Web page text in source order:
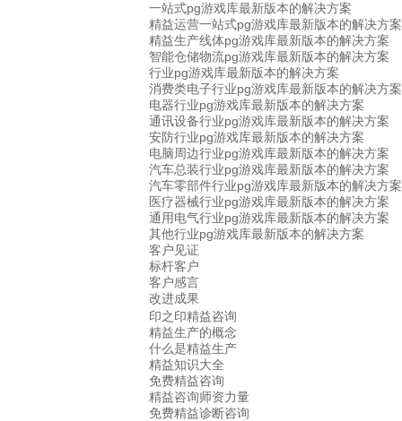
一站式pg游戏库最新版本的解决方案
精益运营一站式pg游戏库最新版本的解决方案
精益生产线体pg游戏库最新版本的解决方案
智能仓储物流pg游戏库最新版本的解决方案
行业pg游戏库最新版本的解决方案
消费类电子行业pg游戏库最新版本的解决方案
电器行业pg游戏库最新版本的解决方案
通讯设备行业pg游戏库最新版本的解决方案
安防行业pg游戏库最新版本的解决方案
电脑周边行业pg游戏库最新版本的解决方案
汽车总装行业pg游戏库最新版本的解决方案
汽车零部件行业pg游戏库最新版本的解决方案
医疗器械行业pg游戏库最新版本的解决方案
通用电气行业pg游戏库最新版本的解决方案
其他行业pg游戏库最新版本的解决方案
客户见证
标杆客户
客户感言
改进成果
印之印精益咨询
精益生产的概念
什么是精益生产
精益知识大全
免费精益咨询
精益咨询师资力量
免费精益诊断咨询